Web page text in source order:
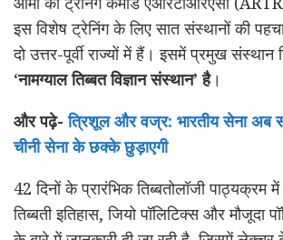
इस विशेष ट्रेनिंग के लिए सात संस्थानों की
दो उत्तर-पूर्वी राज्यों में हैं। इसमें प्रमुख संस्थान
‘नामग्याल तिब्बत विज्ञान संस्थान’है।
और पढ़े- त्रिशूल और वज्र: भारतीय सेना अब
चीनी सेना के छक्के छुड़ाएगी
42 दिनों के प्रारंभिक तिब्बतोलॉजी पाठ्यक्रम
तिब्बती इतिहास, जियो पॉलिटिक्स और मौजूदा